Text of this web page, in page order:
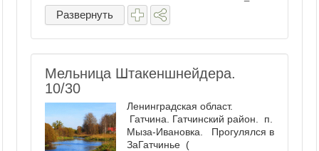
однако с дамой внезапно
произошло исключительное
Развернуть
Мельница Штакеншнейдера.
10/30
Ленинградская област.
Гатчина. Гатчинский район. п.
Мыза-Ивановка. Прогулялся в
ЗаГатчинье (